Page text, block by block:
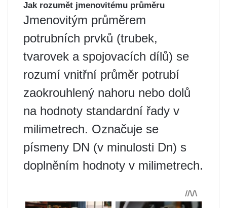
Jak rozumět jmenovitému průměru
Jmenovitým průměrem
potrubních prvků (trubek,
tvarovek a spojovacích dílů) se
rozumí vnitřní průměr potrubí
zaokrouhlený nahoru nebo dolů
na hodnoty standardní řady v
milimetrech. Označuje se
písmeny DN (v minulosti Dn) s
doplněním hodnoty v milimetrech.